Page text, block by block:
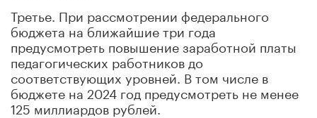
Третье. При рассмотрении федерального
бюджета на ближайшие три года
предусмотреть повышение заработной платы
педагогических работников до
соответствующих уровней. В том числе в
бюджете на 2024 год предусмотреть не менее
125 миллиардов рублей.